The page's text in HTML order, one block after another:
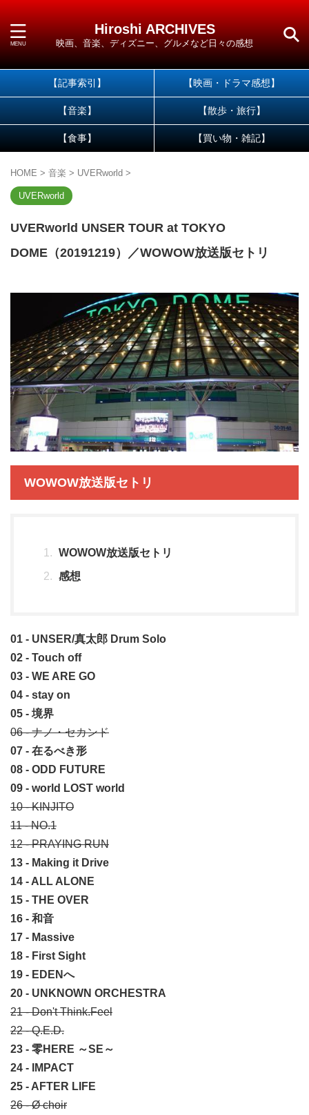
Hiroshi ARCHIVES
映画、音楽、ディズニー、グルメなど日々の感想
【記事索引】 【映画・ドラマ感想】
【音楽】 【散歩・旅行】
【食事】 【買い物・雑記】
HOME > 音楽 > UVERworld >
UVERworld
UVERworld UNSER TOUR at TOKYO
DOME（20191219）／WOWOW放送版セトリ
WOWOW放送版セトリ
WOWOW放送版セトリ
感想
01 - UNSER/真太郎 Drum Solo
02 - Touch off
03 - WE ARE GO
04 - stay on
05 - 境界
06 - ナノ・セカンド
07 - 在るべき形
08 - ODD FUTURE
09 - world LOST world
10 - KINJITO
11 - NO.1
12 - PRAYING RUN
13 - Making it Drive
14 - ALL ALONE
15 - THE OVER
16 - 和音
17 - Massive
18 - First Sight
19 - EDENへ
20 - UNKNOWN ORCHESTRA
21 - Don't Think.Feel
22 - Q.E.D.
23 - 零HERE ～SE～
24 - IMPACT
25 - AFTER LIFE
26 - Ø choir